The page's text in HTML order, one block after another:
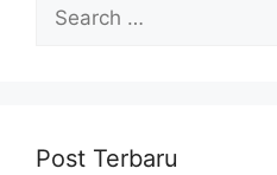
for:
Post Terbaru